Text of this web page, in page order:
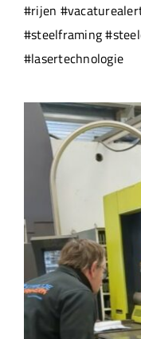
#rijen
#steelframing
#lasertechnologie